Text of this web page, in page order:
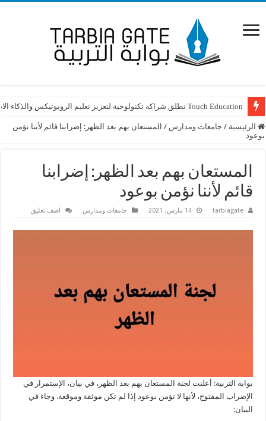
Touch Education تطلق شراكة تكنولوجية لتعزيز تعليم الروبوتيكس والذكاء الاصطناعي STEAM في لبنان
الرئيسية / جامعات ومدارس / المستعان بهم بعد الظهر: إضرابنا قائم لأننا نؤمن
بوعود
المستعان بهم بعد الظهر: إضرابنا
قائم لأننا نؤمن بوعود
tarbiagate 14 مارس، 2021 جامعات ومدارس اضف تعليق
بوابة التربية: أعلنت لجنة المستعان بهم بعد الظهر، في بيان، الإستمرار في
الإضراب المفتوح، لأنها لا تؤمن بوعود إذا لم تكن موثقة وموقعة. وجاء في
البيان: